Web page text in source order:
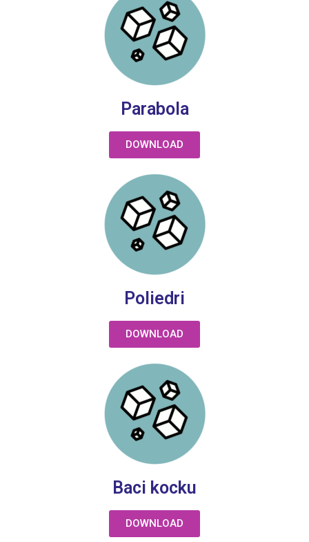
Parabola
DOWNLOAD
Poliedri
DOWNLOAD
Baci kocku
DOWNLOAD